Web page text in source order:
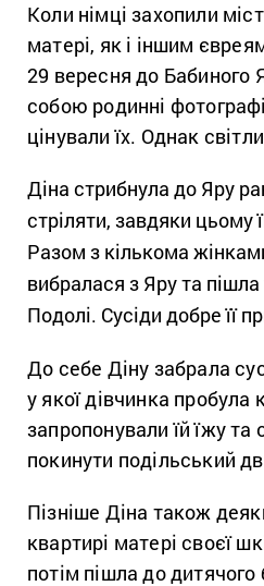
Коли німці захопили
матері, як і іншим
29 вересня до Бабиного
собою родинні
цінували їх. Однак
Діна стрибнула до Яру
стріляти, завдяки цьому
Разом з кількома
вибралася з Яру та пішла
Подолі. Сусіди добре її
До себе Діну забрала
у якої дівчинка пробула
запропонували їй їжу та
покинути подільський
Пізніше Діна також
квартирі матері своєї
потім пішла до